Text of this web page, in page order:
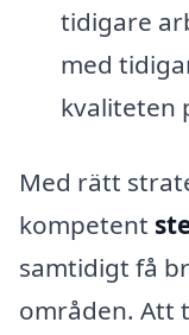
tidigare
med
kvaliteten
Med rätt
kompetent
samtidigt få
områden. Att